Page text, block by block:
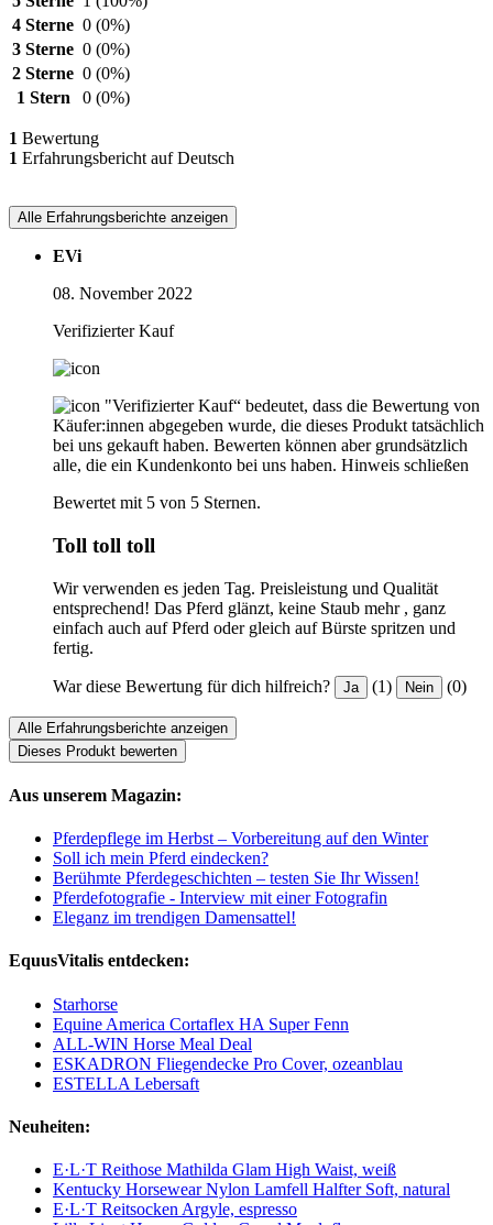
4 Sterne 0 (0%)
3 Sterne 0 (0%)
2 Sterne 0 (0%)
1 Stern
0 (0%)
1 Bewertung
1 Erfahrungsbericht auf Deutsch
Alle Erfahrungsberichte anzeigen
EVi
08. November 2022
Verifizierter Kauf
"Verifizierter Kauf“ bedeutet, dass die Bewertung von
Käufer:innen abgegeben wurde, die dieses Produkt tatsächlich
bei uns gekauft haben. Bewerten können aber grundsätzlich
alle, die ein Kundenkonto bei uns haben. Hinweis schließen
Bewertet mit 5 von 5 Sternen.
Toll toll toll
Wir verwenden es jeden Tag. Preisleistung und Qualität
entsprechend! Das Pferd glänzt, keine Staub mehr , ganz
einfach auch auf Pferd oder gleich auf Bürste spritzen und
fertig.
War diese Bewertung für dich hilfreich? Ja (1) Nein (0)
Alle Erfahrungsberichte anzeigen
Dieses Produkt bewerten
Aus unserem Magazin:
Pferdepflege im Herbst – Vorbereitung auf den Winter
Soll ich mein Pferd eindecken?
Berühmte Pferdegeschichten – testen Sie Ihr Wissen!
Pferdefotografie - Interview mit einer Fotografin
Eleganz im trendigen Damensattel!
EquusVitalis entdecken:
Starhorse
Equine America Cortaflex HA Super Fenn
ALL-WIN Horse Meal Deal
ESKADRON Fliegendecke Pro Cover, ozeanblau
ESTELLA Lebersaft
Neuheiten:
E·L·T Reithose Mathilda Glam High Waist, weiß
Kentucky Horsewear Nylon Lamfell Halfter Soft, natural
E·L·T Reitsocken Argyle, espresso